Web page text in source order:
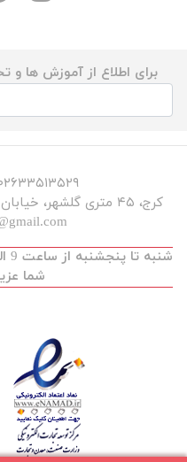
برای اطلاع از آموزش ها و
۰۲۶۳۳۵۱۳۵۲۹ -
کرج، ۴۵ متری گلشهر، خیابان کوکب شرقی، عکس و فیلم مکث
شما